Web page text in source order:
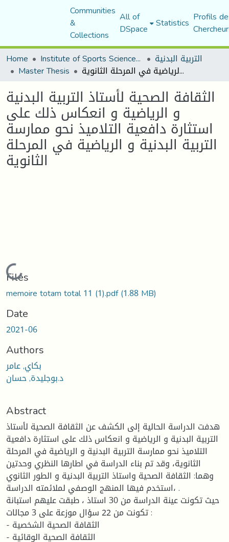
Communities
&
Collections
All of
DSpace Statistics Profils
Home
Institute of Sports Sciences and Techniques التربية البدنية
Master Thesis الثقافة الصحية لأستاذ التربية البدنية و الرياضية و انعكاس ذلك على استثارة دافعية التلاميذ نحو ممارسة التربية البدنية و الرياضية في المرحلة الثانوية
الثقافة الصحية لأستاذ التربية البدنية
و الرياضية و انعكاس ذلك على
استثارة دافعية التلاميذ نحو ممارسة
التربية البدنية و الرياضية في المرحلة
الثانوية
Loading...
Files
memoire totam total 11 (1).pdf(1.88 MB)
Date
2021-06
Authors
بكاي, عامر
د.بوجليدة, حسان
Abstract
هدفت الدراسة الحالية إلى الكشف عن الثقافة الصحية لأستاذ
التربية البدنية و الرياضية و انعكاس ذلك على استثارة دافعية
التلاميذ نحو ممارسة التربية البدنية و الرياضية في المرحلة
الثانوية، وقد تم بناء الدراسة في اطارها النظري وحدتين
وهما: الثقافة الصحية واستاذ التربية البدنية و الطور الثانوي
،استخدم فيها المنهج الوصفي لملائمته الدراسة .
حيث تكونت عينة الدراسة من 30 استاذ ، طبقت عليهم استبانة
تكونت من 22 سؤال موزعة على 3 مجالات :
- الثقافة الصحية الشخصية
- الثقافة الصحية الوقائية